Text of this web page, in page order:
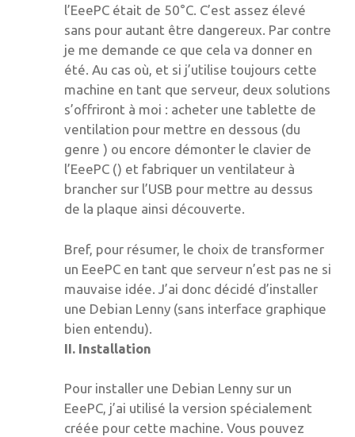
l’EeePC était de 50°C. C’est assez élevé
sans pour autant être dangereux. Par contre
je me demande ce que cela va donner en
été. Au cas où, et si j’utilise toujours cette
machine en tant que serveur, deux solutions
s’offriront à moi : acheter une tablette de
ventilation pour mettre en dessous (du
genre ) ou encore démonter le clavier de
l’EeePC () et fabriquer un ventilateur à
brancher sur l’USB pour mettre au dessus
de la plaque ainsi découverte.
Bref, pour résumer, le choix de transformer
un EeePC en tant que serveur n’est pas ne si
mauvaise idée. J’ai donc décidé d’installer
une Debian Lenny (sans interface graphique
bien entendu).
II. Installation
Pour installer une Debian Lenny sur un
EeePC, j’ai utilisé la version spécialement
créée pour cette machine. Vous pouvez